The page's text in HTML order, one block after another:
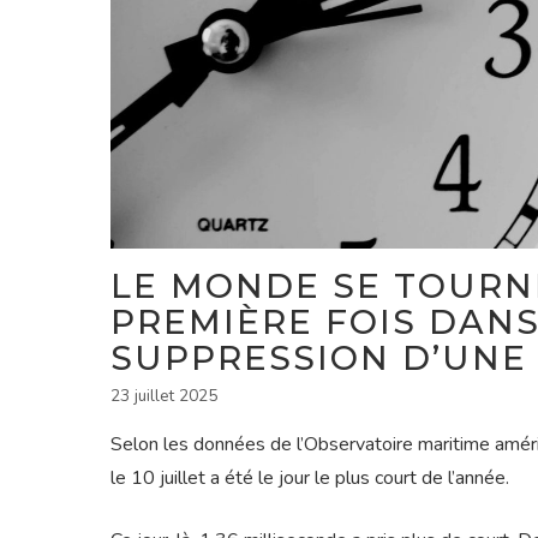
LE MONDE SE
PREMIÈRE FOIS
SUPPRESSION
23 juillet 2025
Selon les données de l’Observatoire maritime
le 10 juillet a été le jour le plus court de l’année.